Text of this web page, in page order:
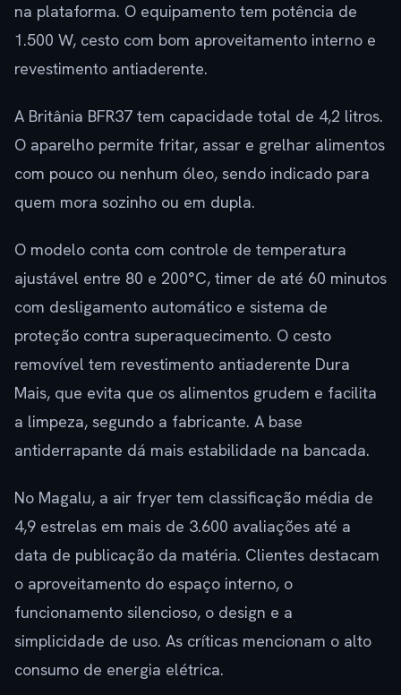
na plataforma. O equipamento tem potência de
1.500 W, cesto com bom aproveitamento interno e
revestimento antiaderente.
A Britânia BFR37 tem capacidade total de 4,2 litros.
O aparelho permite fritar, assar e grelhar alimentos
com pouco ou nenhum óleo, sendo indicado para
quem mora sozinho ou em dupla.
O modelo conta com controle de temperatura
ajustável entre 80 e 200°C, timer de até 60 minutos
com desligamento automático e sistema de
proteção contra superaquecimento. O cesto
removível tem revestimento antiaderente Dura
Mais, que evita que os alimentos grudem e facilita
a limpeza, segundo a fabricante. A base
antiderrapante dá mais estabilidade na bancada.
No Magalu, a air fryer tem classificação média de
4,9 estrelas em mais de 3.600 avaliações até a
data de publicação da matéria. Clientes destacam
o aproveitamento do espaço interno, o
funcionamento silencioso, o design e a
simplicidade de uso. As críticas mencionam o alto
consumo de energia elétrica.